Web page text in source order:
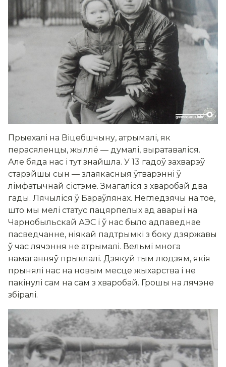
Прыехалі на Віцебшчыну, атрымалі, як
перасяленцы, жыллё — думалі, выратаваліся.
Але бяда нас і тут знайшла. У 13 гадоў захварэў
старэйшы сын — злаякасныя ўтварэнні ў
лімфатычнай сістэме. Змагаліся з хваробай два
гады. Лячыліся ў Бараўлянах. Негледзячы на тое,
што мы мелі статус пацярпелых ад аварыі на
Чарнобыльскай АЭС і ў нас было адпаведнае
пасведчанне, ніякай падтрымкі з боку дзяржавы
ў час лячэння не атрымалі. Вельмі многа
намаганняў прыклалі. Дзякуй тым людзям, якія
прынялі нас на новым месце жыхарства і не
пакінулі сам на сам з хваробай. Грошы на лячэне
збіралі.